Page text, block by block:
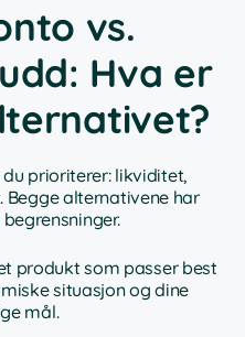
vs.
Hva er
prioriterer: likviditet,
Begge alternativene har
produkt som passer best
situasjon og dine
mål.